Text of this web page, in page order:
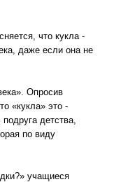
что кукла -
даже если она не
Опросив
«кукла» это -
детства,
по виду
учащиеся